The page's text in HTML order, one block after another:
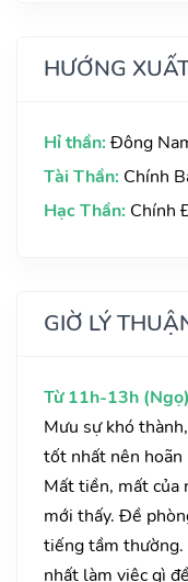
HƯỚNG
Hỉ thần: Đông
Tài Thần: Chính
Hạc Thần: Chính
GIỜ LÝ
Từ 11h-13h
Mưu sự khó
tốt nhất nên hoãn
Mất tiền, mất của
mới thấy. Đề
tiếng tầm
nhất làm việc gì